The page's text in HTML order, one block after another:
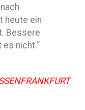
heute ein
Bessere
nicht.“